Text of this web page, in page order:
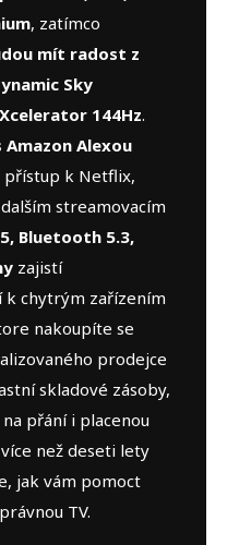
, zatímco
mít radost z
Sky
144Hz.
Amazon Alexou
k Netflix,
streamovacím
Bluetooth 5.3,
zajistí
chytrým zařízením
nakoupíte se
prodejce
skladové zásoby,
přání i placenou
než deseti lety
jak vám pomoct
TV.